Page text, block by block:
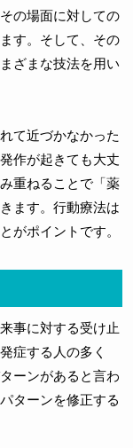
の場面に対しての
す。そして、その
ざまな技法を用い
て近づかなかった
作が起きても大丈
重ねることで「薬
ます。行動療法は
がポイントです。
事に対する受け止
症する人の多く
ーンがあると言わ
ターンを修正する